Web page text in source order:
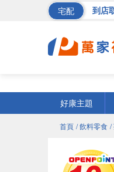
宅配 到店
好康主題
首頁 / 飲料零食 /